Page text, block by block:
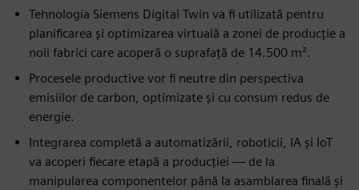
Tehnologia Siemens Digital Twin va fi utilizată pentru
planificarea și optimizarea virtuală a zonei de producție a
noii fabrici care acoperă o suprafață de 14.500 m².
Procesele productive vor fi neutre din perspectiva
emisiilor de carbon, optimizate și cu consum redus de
energie.
Integrarea completă a automatizării, roboticii, IA și IoT
va acoperi fiecare etapă a producției — de la
manipularea componentelor până la asamblarea finală și